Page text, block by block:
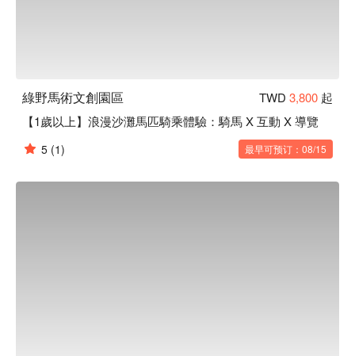
綠野馬術文創園區 TWD 3,800 起
【1歲以上】浪漫沙灘馬匹騎乘體驗：騎馬 X 互動 X 導覽
5 (1) 最早可预订：08/15